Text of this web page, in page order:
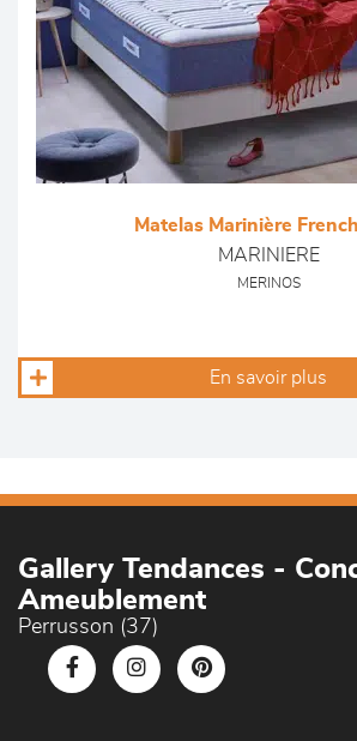
Matelas Marinière
MARINIERE
MERINOS
En savoir plus
Gallery Tendances -
Ameublement
Perrusson (37)